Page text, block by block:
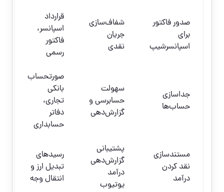
صدور فاکتور
برای
اسپانسرشیپ
شفاف‌سازی
جریان
نقدی
قرارداد
اسپانسر،
فاکتور
رسمی
جداسازی
حساب‌ها
سهولت
حسابرسی و
گزارش‌دهی
صورتحساب
بانکی
تجاری،
دفاتر
حسابداری
مستندسازی
نقد کردن
درآمد
پشتیبانی
گزارش‌دهی
درآمد
یوتیوب
رسیدهای
تبدیل ارز و
انتقال وجه